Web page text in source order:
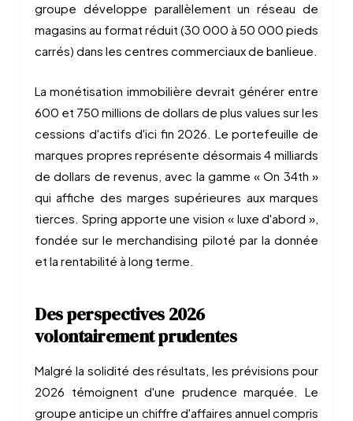
groupe développe parallèlement un réseau de
magasins au format réduit (30 000 à 50 000 pieds
carrés) dans les centres commerciaux de banlieue.
La monétisation immobilière devrait générer entre
600 et 750 millions de dollars de plus values sur les
cessions d'actifs d'ici fin 2026. Le portefeuille de
marques propres représente désormais 4 milliards
de dollars de revenus, avec la gamme « On 34th »
qui affiche des marges supérieures aux marques
tierces. Spring apporte une vision « luxe d'abord »,
fondée sur le merchandising piloté par la donnée
et la rentabilité à long terme.
Des perspectives 2026
volontairement prudentes
Malgré la solidité des résultats, les prévisions pour
2026 témoignent d'une prudence marquée. Le
groupe anticipe un chiffre d'affaires annuel compris